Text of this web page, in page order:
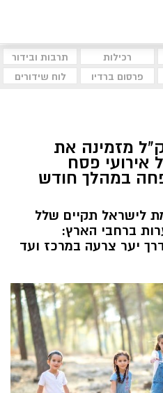
רכילות
תרבות ובידור
פרסום ברדיו לוח שידורים
מזמינה את
אירועי פסח
במהלך חודש
לישראל תקיים שלל
ברחבי הארץ:
יער צרעה במרכז ועד